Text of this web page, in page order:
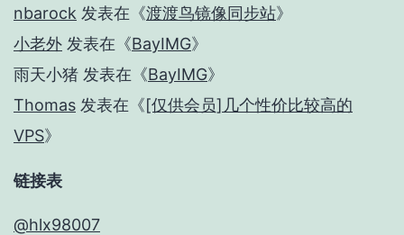
nbarock 发表在《渡渡鸟镜像同步站》
小老外 发表在《BayIMG》
雨天小猪 发表在《BayIMG》
Thomas 发表在《[仅供会员]几个性价比较高的
VPS》
链接表
@hlx98007